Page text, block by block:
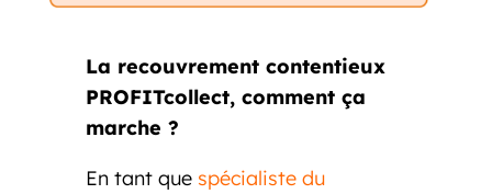
La recouvrement contentieux
PROFITcollect, comment ça
marche ?
En tant que spécialiste du